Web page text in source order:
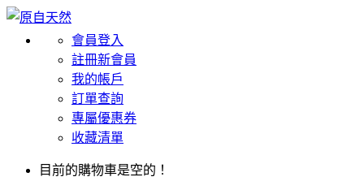
會員登入
註冊新會員
我的帳戶
訂單查詢
專屬優惠券
收藏清單
目前的購物車是空的！